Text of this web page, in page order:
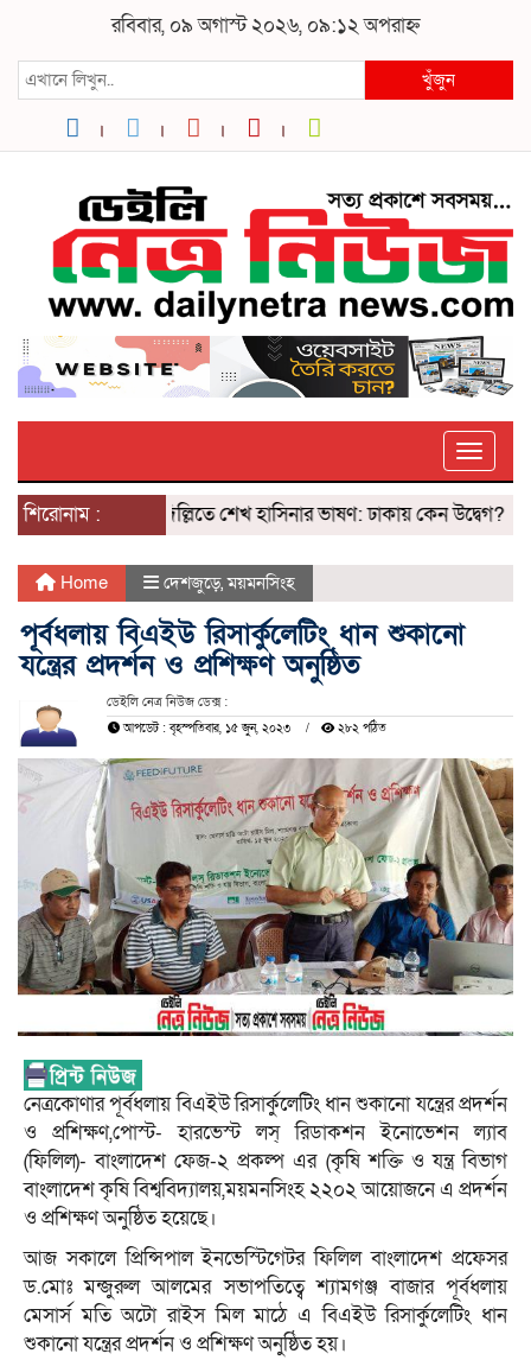
রবিবার, ০৯ অগাস্ট ২০২৬, ০৯:১২ অপরাহ্ন
খুঁজুন
শিরোনাম :দিল্লিতে শেখ হাসিনার ভাষণ: ঢাকায় কেন উদ্বেগ? ৫
Home দেশজুড়ে,ময়মনসিংহ
পূর্বধলায় বিএইউ রিসার্কুলেটিং ধান শুকানো
যন্ত্রের প্রদর্শন ও প্রশিক্ষণ অনুষ্ঠিত
ডেইলি নেত্র নিউজ ডেক্স :
আপডেট : বৃহস্পতিবার, ১৫ জুন, ২০২৩ ২৮২ পঠিত
নেত্রকোণার পূর্বধলায় বিএইউ রিসার্কুলেটিং ধান শুকানো যন্ত্রের প্রদর্শন
ও প্রশিক্ষণ,পোস্ট- হারভেস্ট লস্ রিডাকশন ইনোভেশন ল্যাব
(ফিলিল)- বাংলাদেশ ফেজ-২ প্রকল্প এর (কৃষি শক্তি ও যন্ত্র বিভাগ
বাংলাদেশ কৃষি বিশ্ববিদ্যালয়,ময়মনসিংহ ২২০২ আয়োজনে এ প্রদর্শন
ও প্রশিক্ষণ অনুষ্ঠিত হয়েছে।
আজ সকালে প্রিন্সিপাল ইনভেস্টিগেটর ফিলিল বাংলাদেশ প্রফেসর
ড.মোঃ মন্জুরুল আলমের সভাপতিত্বে শ্যামগঞ্জ বাজার পূর্বধলায়
মেসার্স মতি অটো রাইস মিল মাঠে এ বিএইউ রিসার্কুলেটিং ধান
শুকানো যন্ত্রের প্রদর্শন ও প্রশিক্ষণ অনুষ্ঠিত হয়।